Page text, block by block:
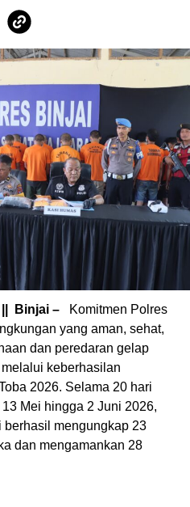
Binjai –
Komitmen Polres
yang aman, sehat,
dan peredaran gelap
keberhasilan
2026. Selama 20 hari
Mei hingga 2 Juni 2026,
mengungkap 23
dan mengamankan 28